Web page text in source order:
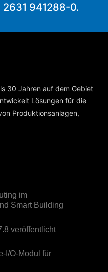
941288-0.
30 Jahren auf dem Gebiet
Lösungen für die
Produktionsanlagen,
im
Smart Building
veröffentlicht
I/O-Modul für